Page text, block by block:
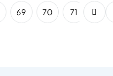
69 70 71 72